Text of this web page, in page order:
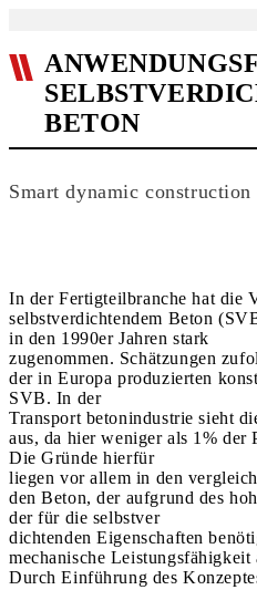
BETON
Smart dynamic construction
In der Fertigteilbranche hat die
selbstverdichtendem Beton
in den 1990er Jahren stark
zugenommen. Schätzungen
der in Europa produzierten
SVB. In der
Transport betonindustrie sieht
aus, da hier weniger als 1% der
Die Gründe hierfür
liegen vor allem in den
den Beton, der aufgrund des
der für die selbstver
dichtenden Eigenschaften
mechanische Leistungsfähigkeit
Durch Einführung des